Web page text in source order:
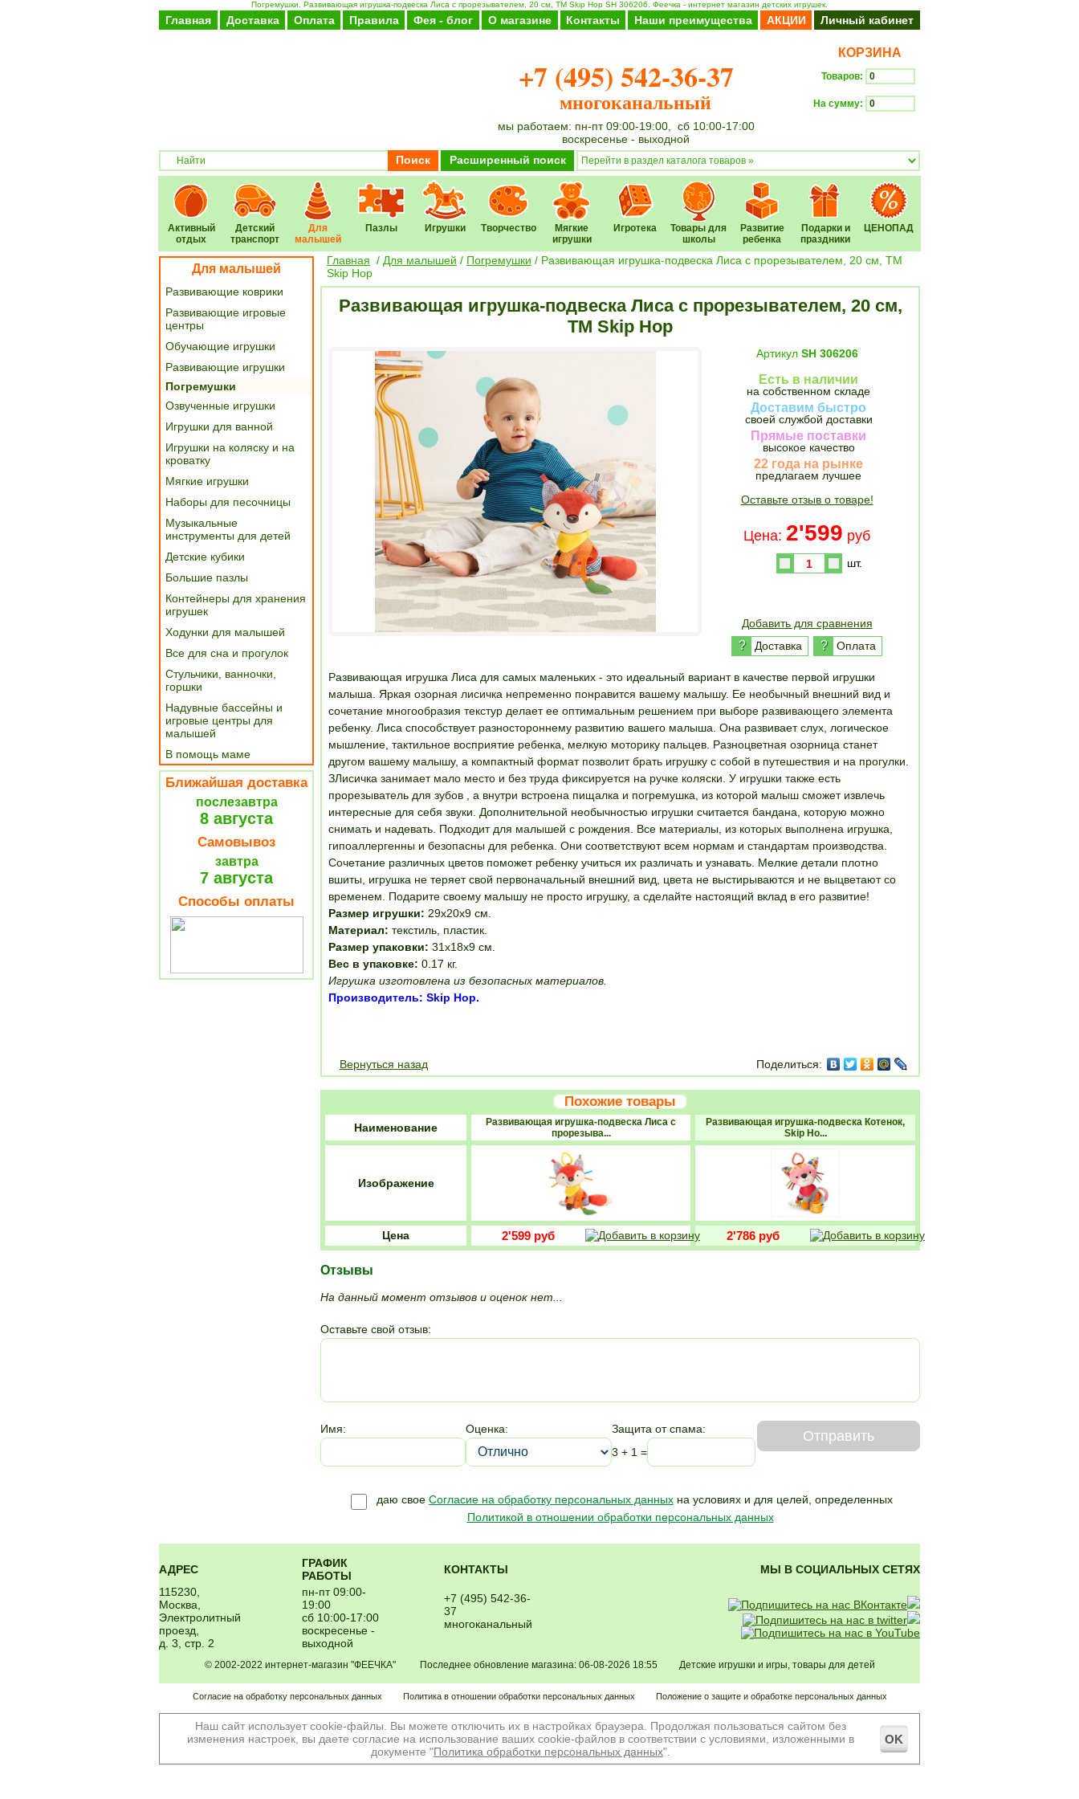
Погремушки. Развивающая игрушка-подвеска Лиса с прорезывателем, 20 см, ТМ Skip Hop SH 306206. Феечка - интернет магазин детских игрушек.
Главная Доставка Оплата Правила Фея - блог О магазине Контакты Наши преимущества АКЦИИ Личный кабинет
+7 (495) 542-36-37
многоканальный
мы работаем: пн-пт 09:00-19:00, сб 10:00-17:00
воскресенье - выходной
КОРЗИНА
Товаров:
На сумму:
Поиск Расширенный поиск
Активный
отдых
Детский
транспорт
Для
малышей
Пазлы Игрушки Творчество
Мягкие
игрушки
Игротека
Товары для
школы
Развитие
ребенка
Подарки и
праздники
ЦЕНОПАД
Для малышей
Развивающие коврики
Развивающие игровые
центры
Обучающие игрушки
Развивающие игрушки
Погремушки
Озвученные игрушки
Игрушки для ванной
Игрушки на коляску и на
кроватку
Мягкие игрушки
Наборы для песочницы
Музыкальные
инструменты для детей
Детские кубики
Большие пазлы
Контейнеры для хранения
игрушек
Ходунки для малышей
Все для сна и прогулок
Стульчики, ванночки,
горшки
Надувные бассейны и
игровые центры для
малышей
В помощь маме
Ближайшая доставка
послезавтра
8 августа
Самовывоз
завтра
7 августа
Способы оплаты
Главная / Для малышей / Погремушки / Развивающая игрушка-подвеска Лиса с прорезывателем, 20 см, ТМ
Skip Hop
Развивающая игрушка-подвеска Лиса с прорезывателем, 20 см,
ТМ Skip Hop
Артикул SH 306206
Есть в наличии
на собственном складе
Доставим быстро
своей службой доставки
Прямые поставки
высокое качество
22 года на рынке
предлагаем лучшее
Оставьте отзыв о товаре!
Цена: 2'599 руб
шт.
Добавить для сравнения
? Доставка ? Оплата
Развивающая игрушка Лиса для самых маленьких - это идеальный вариант в качестве первой игрушки
малыша. Яркая озорная лисичка непременно понравится вашему малышу. Ее необычный внешний вид и
сочетание многообразия текстур делает ее оптимальным решением при выборе развивающего элемента
ребенку. Лиса способствует разностороннему развитию вашего малыша. Она развивает слух, логическое
мышление, тактильное восприятие ребенка, мелкую моторику пальцев. Разноцветная озорница станет
другом вашему малышу, а компактный формат позволит брать игрушку с собой в путешествия и на прогулки.
ЗЛисичка занимает мало место и без труда фиксируется на ручке коляски. У игрушки также есть
прорезыватель для зубов , а внутри встроена пищалка и погремушка, из которой малыш сможет извлечь
интересные для себя звуки. Дополнительной необычностью игрушки считается бандана, которую можно
снимать и надевать. Подходит для малышей с рождения. Все материалы, из которых выполнена игрушка,
гипоаллергенны и безопасны для ребенка. Они соответствуют всем нормам и стандартам производства.
Сочетание различных цветов поможет ребенку учиться их различать и узнавать. Мелкие детали плотно
вшиты, игрушка не теряет свой первоначальный внешний вид, цвета не выстирываются и не выцветают со
временем. Подарите своему малышу не просто игрушку, а сделайте настоящий вклад в его развитие!
Размер игрушки: 29х20х9 см.
Материал: текстиль, пластик.
Размер упаковки: 31х18х9 см.
Вес в упаковке: 0.17 кг.
Игрушка изготовлена из безопасных материалов.
Производитель: Skip Hop.
Вернуться назад Поделиться:
Похожие товары
Наименование
Развивающая игрушка-подвеска Лиса с
прорезыва...
Развивающая игрушка-подвеска Котенок,
Skip Ho...
Изображение
Цена 2'599 руб 2'786 руб
Отзывы
На данный момент отзывов и оценок нет...
Оставьте свой отзыв:
Имя: Оценка:
Защита от спама:
3 + 1 =
Отправить
даю свое Согласие на обработку персональных данных на условиях и для целей, определенных
Политикой в отношении обработки персональных данных
АДРЕС
ГРАФИК
РАБОТЫ
КОНТАКТЫ
МЫ В СОЦИАЛЬНЫХ СЕТЯХ
115230,
Москва,
Электролитный
проезд,
д. 3, стр. 2
пн-пт 09:00-
19:00
сб 10:00-17:00
воскресенье -
выходной
+7 (495) 542-36-
37
многоканальный
© 2002-2022 интернет-магазин "ФЕЕЧКА" Последнее обновление магазина: 06-08-2026 18:55 Детские игрушки и игры, товары для детей
Согласие на обработку персональных данных Политика в отношении обработки персональных данных Положение о защите и обработке персональных данных
Наш сайт использует cookie-файлы. Вы можете отключить их в настройках браузера. Продолжая пользоваться сайтом без
изменения настроек, вы даете согласие на использование ваших cookie-файлов в соответствии с условиями, изложенными в
документе "Политика обработки персональных данных".
OK